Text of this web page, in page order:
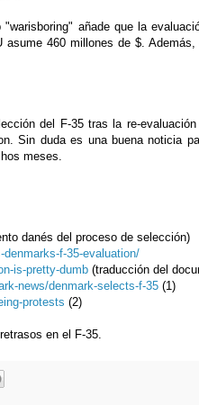
añade que la
460 millones de $.
del F-35 tras la re-
Sin duda es una buena noticia
meses.
danés del proceso de selección)
f-35-evaluation/
is-pretty-dumb (traducción del
news/denmark-selects-f-35 (1)
protests (2)
en el F-35.